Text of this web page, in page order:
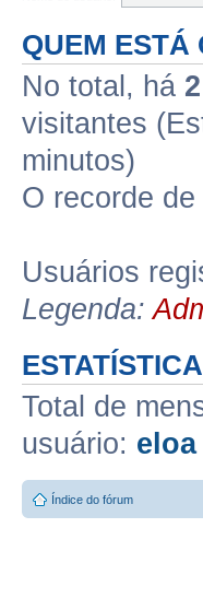
QUEM ESTÁ
No total, há 2
visitantes
minutos)
O recorde
Usuários
Legenda:
Total de
usuário: eloa
Índice do fórum